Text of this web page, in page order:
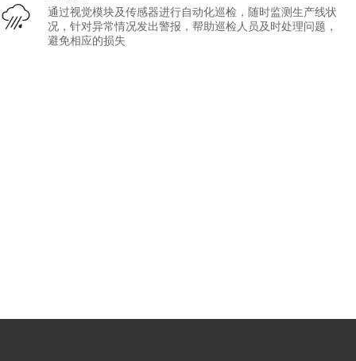
通过视觉模块及传感器进行自动化巡检，随时监测生产线状
况，针对异常情况发出警报，帮助巡检人员及时处理问题，
避免相应的损失